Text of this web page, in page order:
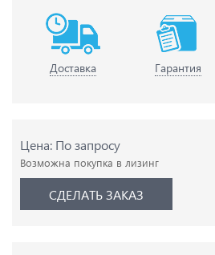
Доставка Гарантия
Цена: По запросу
Возможна покупка в лизинг
СДЕЛАТЬ ЗАКАЗ